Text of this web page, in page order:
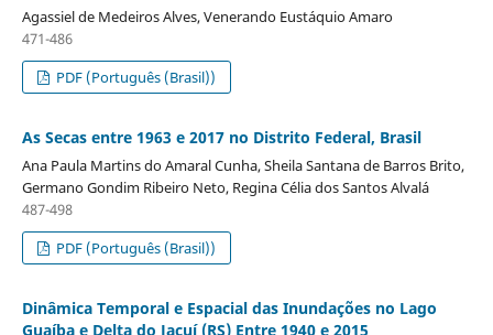
Agassiel de Medeiros Alves, Venerando Eustáquio Amaro
471-486
PDF (Português (Brasil))
As Secas entre 1963 e 2017 no Distrito Federal, Brasil
Ana Paula Martins do Amaral Cunha, Sheila Santana de Barros Brito,
Germano Gondim Ribeiro Neto, Regina Célia dos Santos Alvalá
487-498
PDF (Português (Brasil))
Dinâmica Temporal e Espacial das Inundações no Lago
Guaíba e Delta do Jacuí (RS) Entre 1940 e 2015